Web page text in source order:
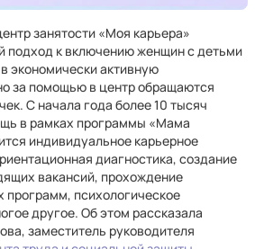
занятости «Моя карьера»
подход к включению женщин с детьми
экономически активную
за помощью в центр обращаются
С начала года более 10 тысяч
в рамках программы «Мама
индивидуальное карьерное
диагностика, создание
вакансий, прохождение
программ, психологическое
другое. Об этом рассказала
заместитель руководителя